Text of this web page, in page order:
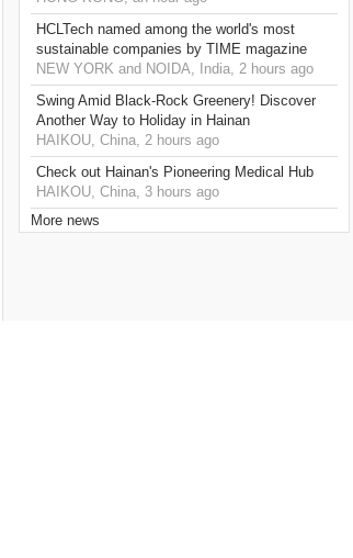
HCLTech named among the world's most
sustainable companies by TIME magazine
NEW YORK and NOIDA, India, 2 hours ago
Swing Amid Black‑Rock Greenery! Discover
Another Way to Holiday in Hainan
HAIKOU, China, 2 hours ago
Check out Hainan's Pioneering Medical Hub
HAIKOU, China, 3 hours ago
More news